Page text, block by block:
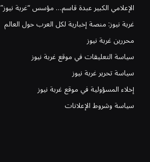
الإعلامي الكبير عبدة قاسم… مؤسس “غربة نيوز”
غربة نيوز: منصة إخبارية لكل العرب حول العالم
محررين غربة نيوز
سياسة التعليقات في موقع غربة نيوز
سياسة تحرير غربة نيوز
إخلاء المسؤولية في موقع غربة نيوز
سياسة وشروط الإعلانات